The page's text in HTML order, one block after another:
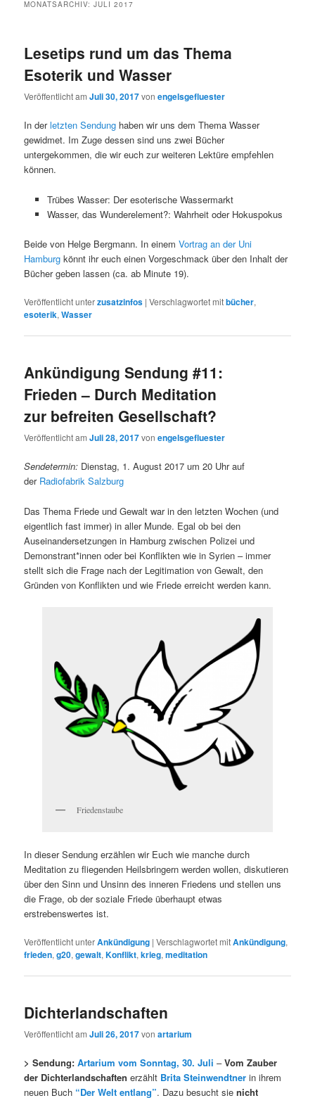
MONATSARCHIV:JULI 2017
Lesetips rund um das Thema
Esoterik und Wasser
Veröffentlicht amJuli 30, 2017vonengelsgefluester
In derletzten Sendung haben wir uns dem Thema Wasser
gewidmet. Im Zuge dessen sind uns zwei Bücher
untergekommen, die wir euch zur weiteren Lektüre empfehlen
können.
Trübes Wasser: Der esoterische Wassermarkt
Wasser, das Wunderelement?: Wahrheit oder Hokuspokus
Beide von Helge Bergmann. In einemVortrag an der Uni
Hamburg könnt ihr euch einen Vorgeschmack über den Inhalt der
Bücher geben lassen (ca. ab Minute 19).
Veröffentlicht unterzusatzinfos |Verschlagwortet mitbücher,
esoterik,Wasser
Ankündigung Sendung #11:
Frieden – Durch Meditation
zur befreiten Gesellschaft?
Veröffentlicht amJuli 28, 2017vonengelsgefluester
Sendetermin: Dienstag, 1. August 2017 um 20 Uhr auf
der Radiofabrik Salzburg
Das Thema Friede und Gewalt war in den letzten Wochen (und
eigentlich fast immer) in aller Munde. Egal ob bei den
Auseinandersetzungen in Hamburg zwischen Polizei und
Demonstrant*innen oder bei Konflikten wie in Syrien – immer
stellt sich die Frage nach der Legitimation von Gewalt, den
Gründen von Konflikten und wie Friede erreicht werden kann.
Friedenstaube
In dieser Sendung erzählen wir Euch wie manche durch
Meditation zu fliegenden Heilsbringern werden wollen, diskutieren
über den Sinn und Unsinn des inneren Friedens und stellen uns
die Frage, ob der soziale Friede überhaupt etwas
erstrebenswertes ist.
Veröffentlicht unterAnkündigung |Verschlagwortet mitAnkündigung,
frieden,g20,gewalt,Konflikt,krieg,meditation
Dichterlandschaften
Veröffentlicht amJuli 26, 2017vonartarium
> Sendung:Artarium vom Sonntag, 30. Juli –Vom Zauber
der Dichterlandschaften erzählt Brita Steinwendtner in ihrem
neuen Buch “Der Welt entlang”. Dazu besucht sienicht